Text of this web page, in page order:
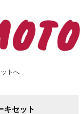
トへ
セット